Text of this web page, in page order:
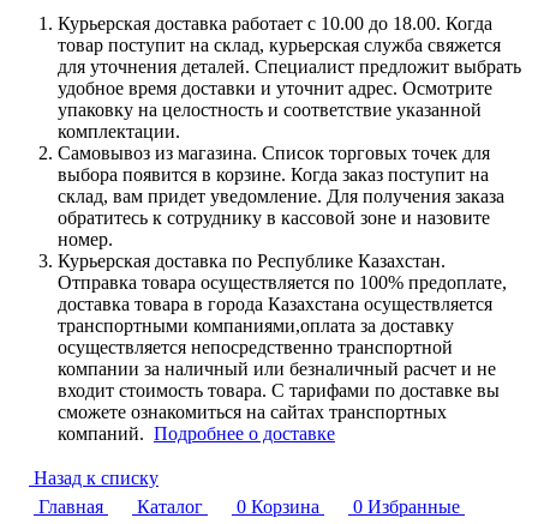
Курьерская доставка работает с 10.00 до 18.00. Когда
товар поступит на склад, курьерская служба свяжется
для уточнения деталей. Специалист предложит выбрать
удобное время доставки и уточнит адрес. Осмотрите
упаковку на целостность и соответствие указанной
комплектации.
Самовывоз из магазина. Список торговых точек для
выбора появится в корзине. Когда заказ поступит на
склад, вам придет уведомление. Для получения заказа
обратитесь к сотруднику в кассовой зоне и назовите
номер.
Курьерская доставка по Республике Казахстан.
Отправка товара осуществляется по 100% предоплате,
доставка товара в города Казахстана осуществляется
транспортными компаниями,оплата за доставку
осуществляется непосредственно транспортной
компании за наличный или безналичный расчет и не
входит стоимость товара. С тарифами по доставке вы
сможете ознакомиться на сайтах транспортных
компаний. Подробнее о доставке
Назад к списку
Главная
Каталог 0 Корзина 0 Избранные